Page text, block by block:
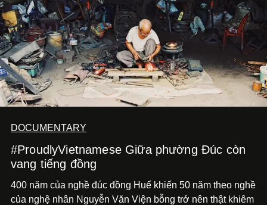
DOCUMENTARY
#ProudlyVietnamese Giữa phường Đúc còn
vang tiếng đồng
400 năm của nghề đúc đồng Huế khiến 50 năm theo nghề
của nghệ nhân Nguyễn Văn Viện bỗng trở nên thật khiêm